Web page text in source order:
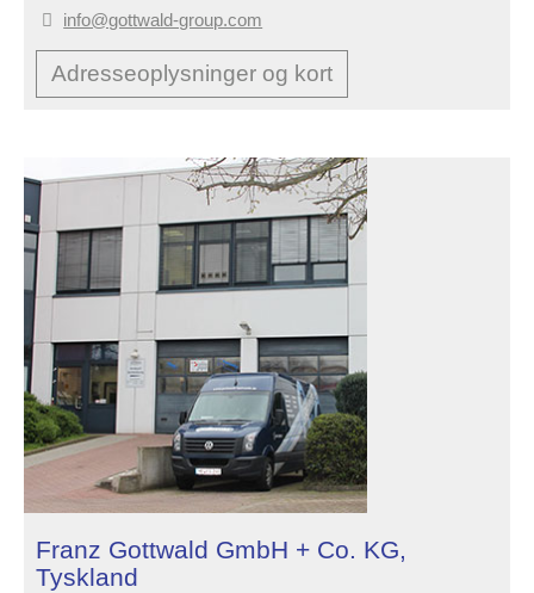
info@gottwald-group.com
Adresseoplysninger og kort
Franz Gottwald GmbH + Co. KG,
Tyskland